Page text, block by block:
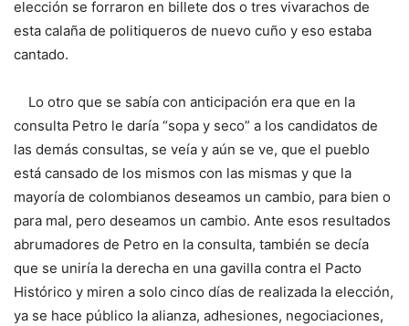
elección se forraron en billete dos o tres vivarachos de
esta calaña de politiqueros de nuevo cuño y eso estaba
cantado.
Lo otro que se sabía con anticipación era que en la
consulta Petro le daría “sopa y seco” a los candidatos de
las demás consultas, se veía y aún se ve, que el pueblo
está cansado de los mismos con las mismas y que la
mayoría de colombianos deseamos un cambio, para bien o
para mal, pero deseamos un cambio. Ante esos resultados
abrumadores de Petro en la consulta, también se decía
que se uniría la derecha en una gavilla contra el Pacto
Histórico y miren a solo cinco días de realizada la elección,
ya se hace público la alianza, adhesiones, negociaciones,